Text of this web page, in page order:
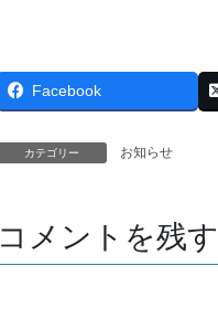
Facebook
カテゴリー お知らせ
コメントを残す